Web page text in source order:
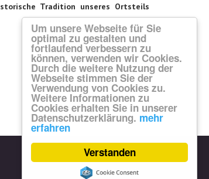
Verstanden
Um unsere Webseite für Sie
optimal zu gestalten und
fortlaufend verbessern zu
können, verwenden wir Cookies.
Durch die weitere Nutzung der
Webseite stimmen Sie der
Verwendung von Cookies zu.
Weitere Informationen zu
Cookies erhalten Sie in unserer
Datenschutzerklärung. mehr
erfahren
Tradition unseres Ortsteils
Weiter
Impressum Datenschutz